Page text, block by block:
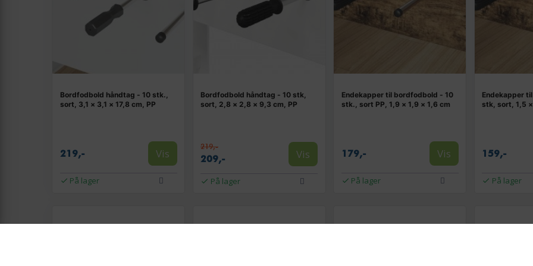
Bordfodbold håndtag - 10 stk.,
sort, 3,1 × 3,1 × 17,8 cm, PP
219,- Vis
På lager
Bordfodbold håndtag - 10 stk,
sort, 2,8 × 2,8 × 9,3 cm, PP
219,-
209,- Vis
På lager
Endekapper til bordfodbold - 10
stk., sort PP, 1,9 × 1,9 × 1,6 cm
179,- Vis
På lager
Endekapper
stk, sort, 1,5 ×
159,-
På lager